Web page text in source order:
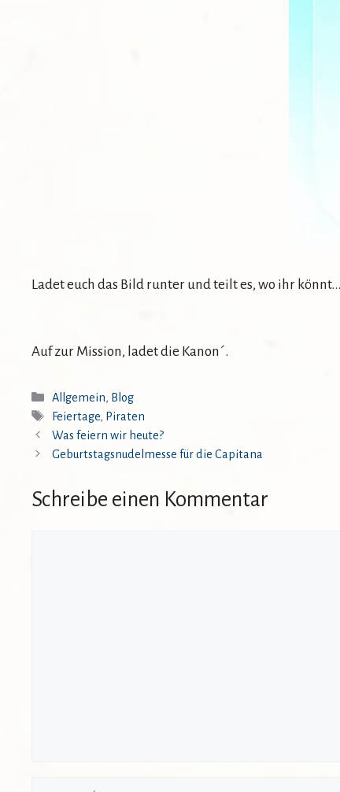
Ladet euch das Bild runter und teilt es, wo ihr
Auf zur Mission, ladet die Kanon´.
Kategorien
Allgemein, Blog
Schlagwörter
Feiertage, Piraten
Was feiern wir heute?
Geburtstagsnudelmesse für die Capitana
Schreibe einen Kommentar